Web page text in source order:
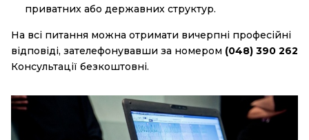
приватних або державних структур.
На всі питання можна отримати вичерпні професійні
відповіді, зателефонувавши за номером (048) 390 262
Консультації безкоштовні.